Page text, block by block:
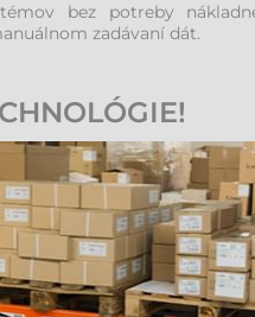
bez potreby
zadávaní dát.